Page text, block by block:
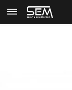
Terug Home